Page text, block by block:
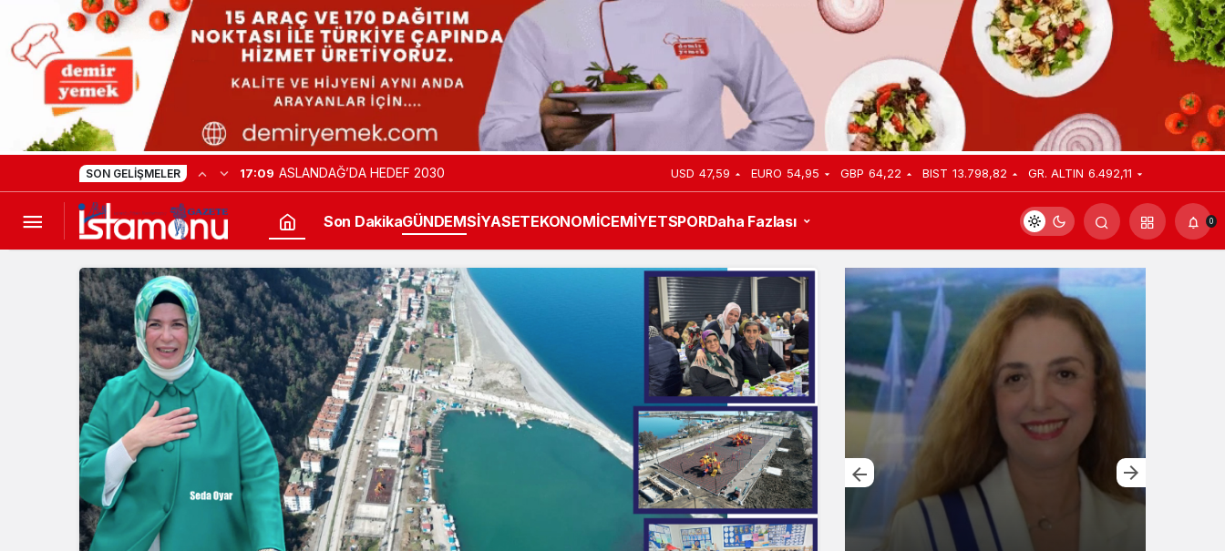
SON GELIŞMELER 17:09 ASLANDAĞ’DA HEDEF 2030 USD 47,59 EURO 54,95 GBP 64,22 BIST 13.798,82 GR. ALTIN 6.492,11
Son DakikaGÜNDEMSİYASETEKONOMİCEMİYETSPORDaha Fazlası 0